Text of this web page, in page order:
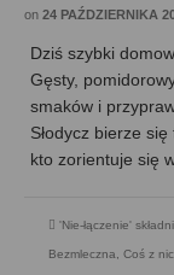
on 24 PAŹDZIERNIKA
Dziś szybki
Gęsty,
smaków i
Słodycz bierze
kto zorientuje się
'Nie-łączenie'
Bezmleczna, Coś z